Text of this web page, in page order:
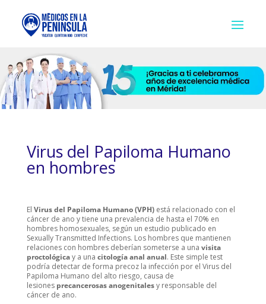
Virus del Papiloma Humano
en hombres
El Virus del Papiloma Humano (VPH)está relacionado con el
cáncer de ano y tiene una prevalencia de hasta el 70% en
hombres homosexuales, según un estudio publicado en
Sexually Transmitted Infections. Los hombres que mantienen
relaciones con hombres deberían someterse a una visita
proctológicay a una citología anal anual. Este simple test
podría detectar de forma precoz la infección por el Virus del
Papiloma Humano del alto riesgo, causa de
lesiones precancerosas anogenitalesy responsable del
cáncer de ano.